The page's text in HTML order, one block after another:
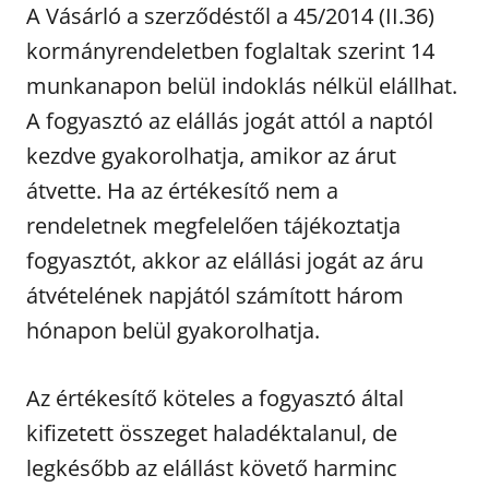
A Vásárló a szerződéstől a 45/2014 (II.36)
kormányrendeletben foglaltak szerint 14
munkanapon belül indoklás nélkül elállhat.
A fogyasztó az elállás jogát attól a naptól
kezdve gyakorolhatja, amikor az árut
átvette. Ha az értékesítő nem a
rendeletnek megfelelően tájékoztatja
fogyasztót, akkor az elállási jogát az áru
átvételének napjától számított három
hónapon belül gyakorolhatja.
Az értékesítő köteles a fogyasztó által
kifizetett összeget haladéktalanul, de
legkésőbb az elállást követő harminc